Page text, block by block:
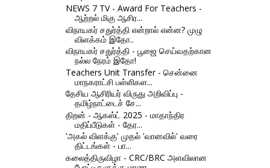
NEWS 7 TV - Award For Teachers -
ஆற்றல் மிகு ஆசிர...
விநாயகர் சதுர்த்தி என்றால் என்ன? முழு
விளக்கம் இதோ..
விநாயகர் சதுர்த்தி - பூஜை செய்வதற்கான
நல்ல நேரம் இதோ!
Teachers Unit Transfer - சென்னை
மாநகராட்சி பள்ளிகள...
தேசிய ஆசிரியர் விருது அறிவிப்பு -
தமிழ்நாட்டைச் சே...
திறன் - ஆகஸ்ட் 2025 - மாதாந்திர
மதிப்பீடுகள் - தேர...
'அகல் விளக்கு' முதல் 'வானவில்' வரை
திட்டங்கள் - பா...
கலைத்திருவிழா - CRC/BRC அளவிலான